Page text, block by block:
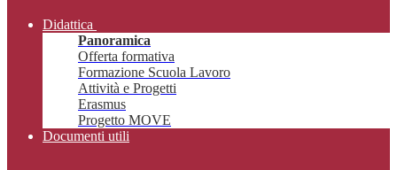
Didattica
Panoramica
Offerta formativa
Formazione Scuola Lavoro
Attività e Progetti
Erasmus
Progetto MOVE
Documenti utili